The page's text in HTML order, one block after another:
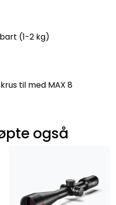
(1-2 kg)
til med MAX 8
også